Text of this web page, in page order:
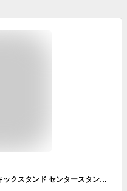
GORIX(ゴリックス) スマート 自転車 キックスタンド センタースタンド 軽量 [ロードバイク クロスバイク マウンテンバイク対応] (Flamingo) (GX-KC22AAJ-Z) (ホワイト)